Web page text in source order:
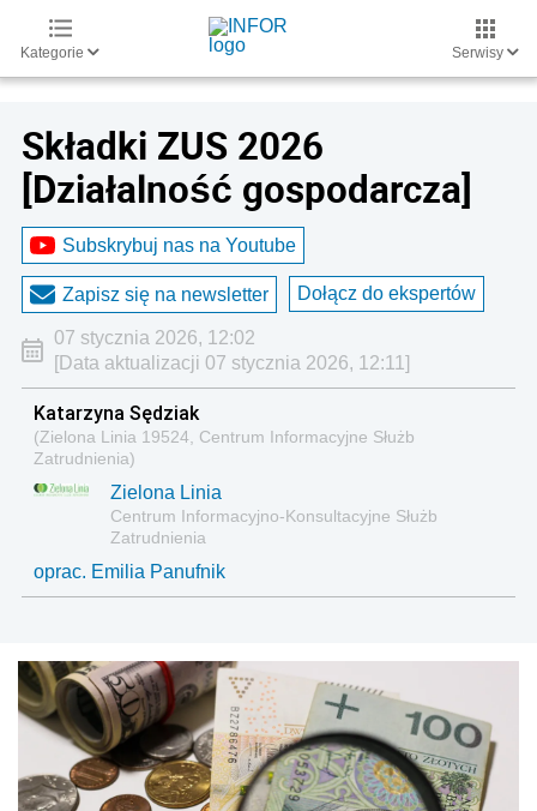
Kategorie Serwisy
Składki ZUS 2026
[Działalność gospodarcza]
Subskrybuj nas na Youtube
Zapisz się na newsletter Dołącz do ekspertów
07 stycznia 2026, 12:02
[Data aktualizacji 07 stycznia 2026, 12:11]
Katarzyna Sędziak
(Zielona Linia 19524, Centrum Informacyjne Służb
Zatrudnienia)
Zielona Linia
Centrum Informacyjno-Konsultacyjne Służb
Zatrudnienia
oprac. Emilia Panufnik